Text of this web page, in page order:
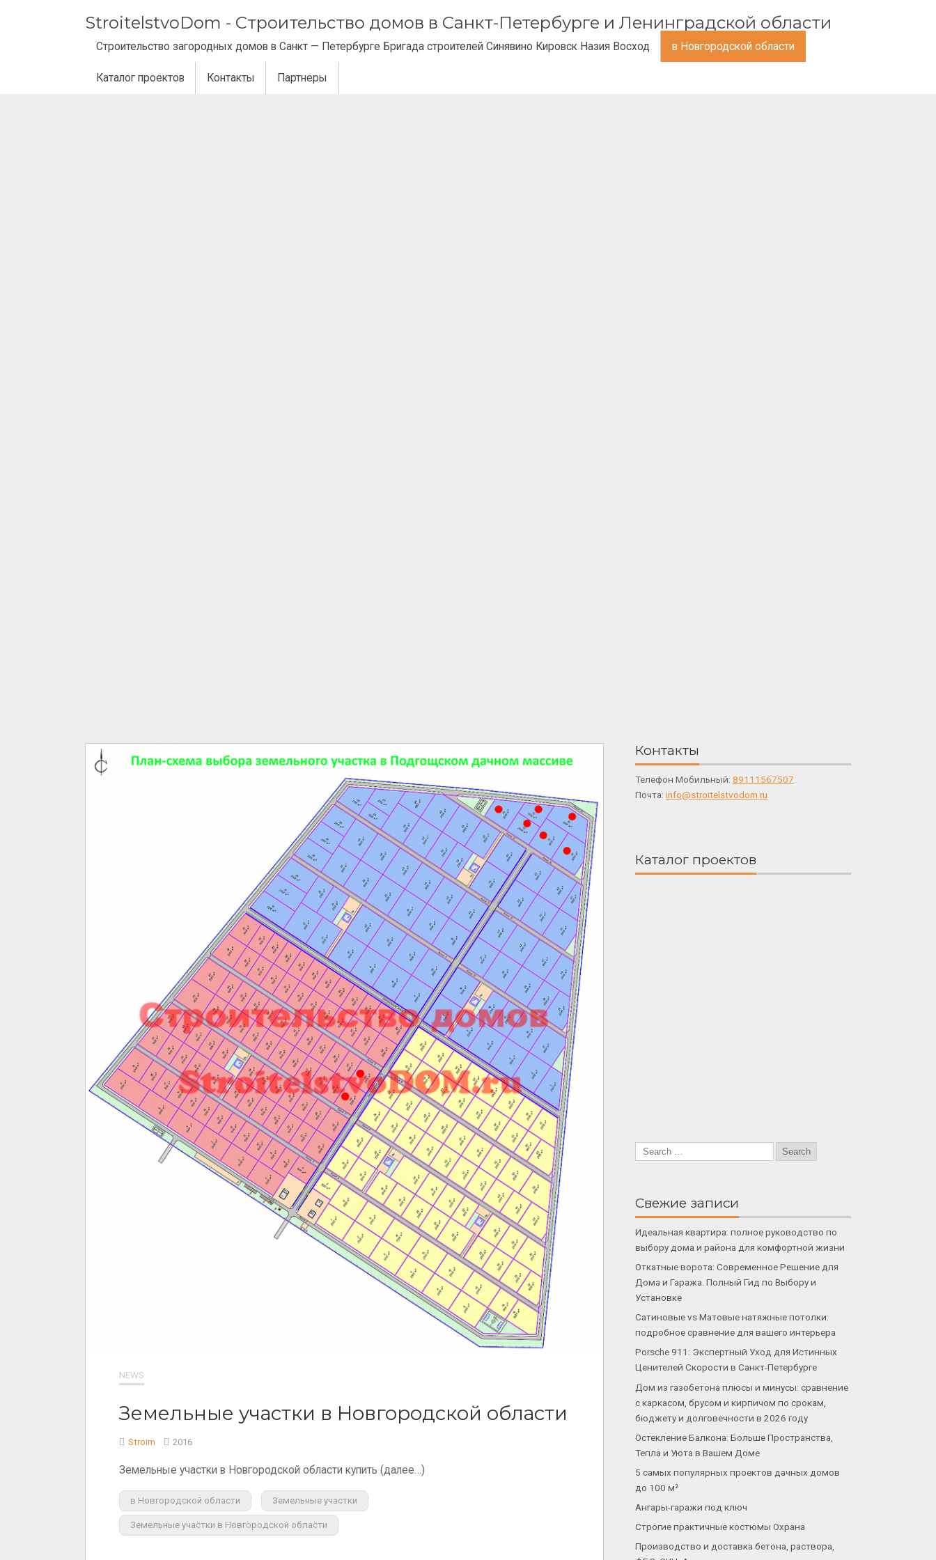
StroitelstvoDom - Строительство домов в Санкт-Петербурге и Ленинградской области
Строительство загородных домов в Санкт — Петербурге Бригада строителей Синявино Кировск Назия Восход в Новгородской области
Каталог проектов Контакты Партнеры
NEWS
Земельные участки в Новгородской области
Stroim 2016
Земельные участки в Новгородской области купить (далее…)
в Новгородской области Земельные участки
Земельные участки в Новгородской области
Контакты
Телефон Мобильный: 89111567507
Почта: info@stroitelstvodom.ru
Каталог проектов
Свежие записи
Идеальная квартира: полное руководство по
выбору дома и района для комфортной жизни
Откатные ворота: Современное Решение для
Дома и Гаража. Полный Гид по Выбору и
Установке
Сатиновые vs Матовые натяжные потолки:
подробное сравнение для вашего интерьера
Porsche 911: Экспертный Уход для Истинных
Ценителей Скорости в Санкт-Петербурге
Дом из газобетона плюсы и минусы: сравнение
с каркасом, брусом и кирпичом по срокам,
бюджету и долговечности в 2026 году
Остекление Балкона: Больше Пространства,
Тепла и Уюта в Вашем Доме
5 самых популярных проектов дачных домов
до 100 м²
Ангары-гаражи под ключ
Строгие практичные костюмы Охрана
Производство и доставка бетона, раствора,